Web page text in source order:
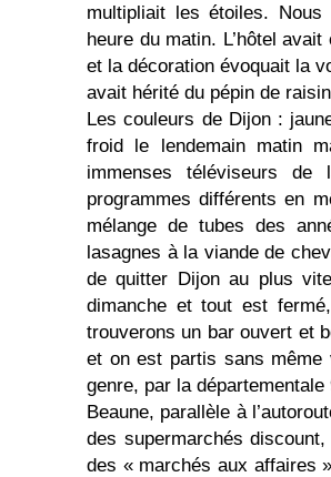
multipliait les étoiles.
heure du matin. L’hôtel
et la décoration évoquait la
avait hérité du pépin de
Les couleurs de Dijon :
froid le lendemain matin
immenses téléviseurs
programmes différents en
mélange de tubes des
lasagnes à la viande de
de quitter Dijon au plus
dimanche et tout est
trouverons un bar ouvert et
et on est partis sans
genre, par la
Beaune, parallèle à
des supermarchés
des « marchés aux affaires